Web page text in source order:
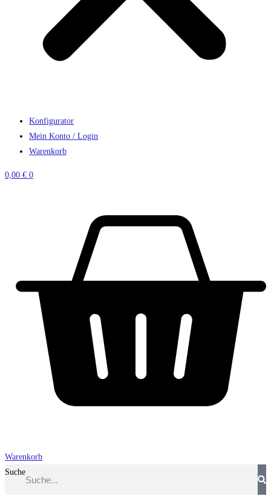
Konfigurator
Mein Konto / Login
Warenkorb
0,00 € 0
Warenkorb
Suche